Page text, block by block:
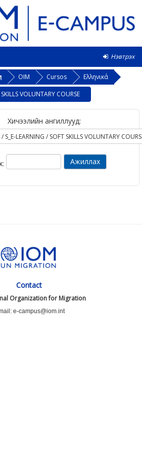
Нэвтрэх
OIM Cursos
Ελληνικά
VOLUNTARY COURSE
Хичээлийн ангиллууд:
Contact
Organization for Migration
e-campus@iom.int